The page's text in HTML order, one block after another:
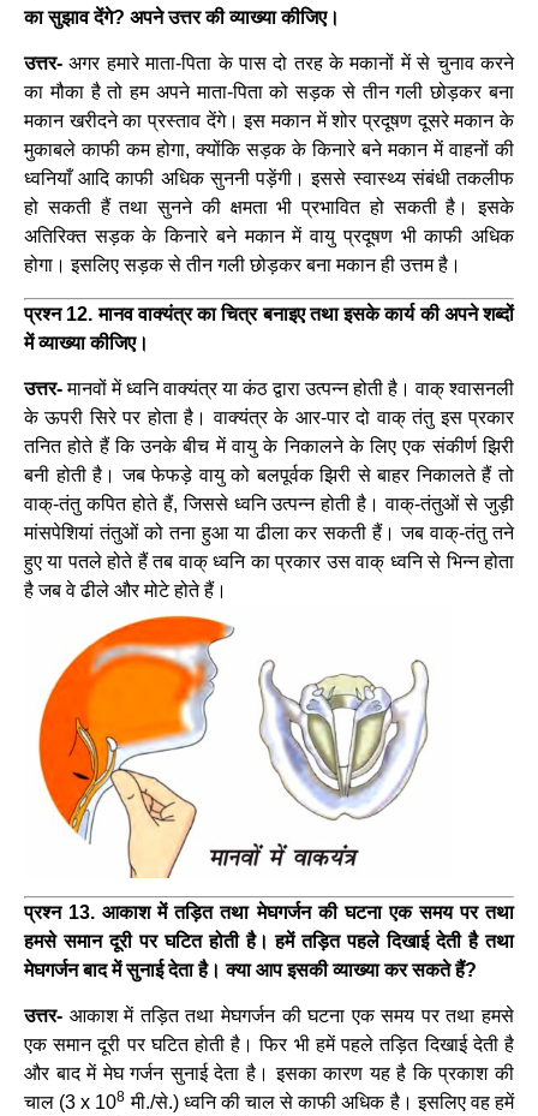
का सुझाव देंगे? अपने उत्तर की व्याख्या कीजिए।
उत्तर- अगर हमारे माता-पिता के पास दो तरह के मकानों में से चुनाव करने
का मौका है तो हम अपने माता-पिता को सड़क से तीन गली छोड़कर बना
मकान खरीदने का प्रस्ताव देंगे। इस मकान में शोर प्रदूषण दूसरे मकान के
मुकाबले काफी कम होगा, क्योंकि सड़क के किनारे बने मकान में वाहनों की
ध्वनियाँ आदि काफी अधिक सुननी पड़ेंगी। इससे स्वास्थ्य संबंधी तकलीफ
हो सकती हैं तथा सुनने की क्षमता भी प्रभावित हो सकती है। इसके
अतिरिक्त सड़क के किनारे बने मकान में वायु प्रदूषण भी काफी अधिक
होगा। इसलिए सड़क से तीन गली छोड़कर बना मकान ही उत्तम है।
प्रश्न 12. मानव वाक्यंत्र का चित्र बनाइए तथा इसके कार्य की अपने शब्दों
में व्याख्या कीजिए।
उत्तर-मानवों में ध्वनि वाक्यंत्र या कंठ द्वारा उत्पन्न होती है। वाक् श्वासनली
के ऊपरी सिरे पर होता है। वाक्यंत्र के आर-पार दो वाक् तंतु इस प्रकार
तनित होते हैं कि उनके बीच में वायु के निकालने के लिए एक संकीर्ण झिरी
बनी होती है। जब फेफड़े वायु को बलपूर्वक झिरी से बाहर निकालते हैं तो
वाक्-तंतु कपित होते हैं, जिससे ध्वनि उत्पन्न होती है। वाक्-तंतुओं से जुड़ी
मांसपेशियां तंतुओं को तना हुआ या ढीला कर सकती हैं। जब वाक्-तंतु तने
हुए या पतले होते हैं तब वाक् ध्वनि का प्रकार उस वाक् ध्वनि से भिन्न होता
है जब वे ढीले और मोटे होते हैं।
प्रश्न 13. आकाश में तड़ित तथा मेघगर्जन की घटना एक समय पर तथा
हमसे समान दूरी पर घटित होती है। हमें तड़ित पहले दिखाई देती है तथा
मेघगर्जन बाद में सुनाई देता है। क्या आप इसकी व्याख्या कर सकते हैं?
उत्तर- आकाश में तड़ित तथा मेघगर्जन की घटना एक समय पर तथा हमसे
एक समान दूरी पर घटित होती है। फिर भी हमें पहले तड़ित दिखाई देती है
और बाद में मेघ गर्जन सुनाई देता है। इसका कारण यह है कि प्रकाश की
चाल (3 x 108 मी./से.) ध्वनि की चाल से काफी अधिक है। इसलिए वह हमें